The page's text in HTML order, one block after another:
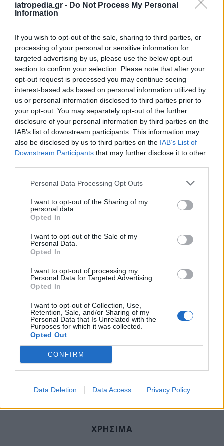
iatropedia.gr - Do Not Process My Personal
Information
If you wish to opt-out of the sale, sharing to third parties, or
processing of your personal or sensitive information for
targeted advertising by us, please use the below opt-out
section to confirm your selection. Please note that after your
opt-out request is processed you may continue seeing
interest-based ads based on personal information utilized by
us or personal information disclosed to third parties prior to
your opt-out. You may separately opt-out of the further
disclosure of your personal information by third parties on the
IAB’s list of downstream participants. This information may
also be disclosed by us to third parties on the IAB’s List of
Downstream Participants that may further disclose it to other
Personal Data Processing Opt Outs
I want to opt-out of the Sharing of my
personal data.
Opted In
I want to opt-out of the Sale of my
Personal Data.
Opted In
I want to opt-out of processing my
Personal Data for Targeted Advertising.
Opted In
I want to opt-out of Collection, Use,
Retention, Sale, and/or Sharing of my
Personal Data that Is Unrelated with the
Purposes for which it was collected.
Opted Out
CONFIRM
Data Deletion Data Access Privacy Policy
λοίμωξης ανώτερου αναπνευστικού
φαρυγγαλγία, ρινική καταρροή).
Tags:ΕΚΤΑΚΤΑ ΜΕΤΡΑ ΥΠΟΥΡΓΕΙΟΥ ΥΓΕΙΑΣ,
ΝΟΣΟΚΟΜΕΙΑ
ΕΙΔΗΣΕΙΣ
ΥΓΕΙΑ
ΨΥΧΙΚΗ ΥΓΕΙΑ
ΔΙΑΤΡΟΦΗ
TIPS
ΧΡΗΣΙΜΑ